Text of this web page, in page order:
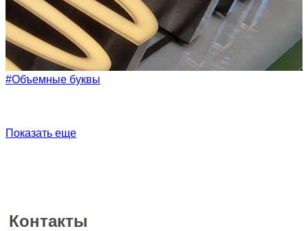
#Объемные буквы
Показать еще
Контакты